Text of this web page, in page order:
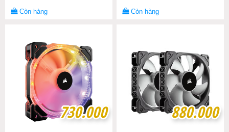
Còn hàng Còn hàng
730.000
730.000 880.000
880.000